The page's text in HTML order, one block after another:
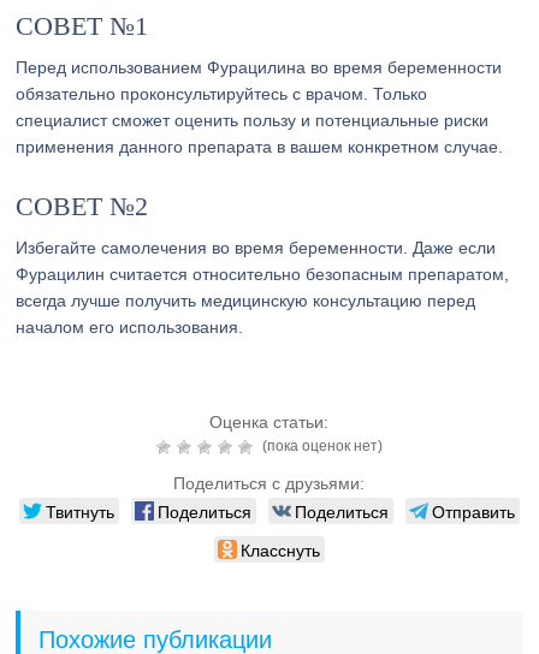
СОВЕТ №1
Перед использованием Фурацилина во время беременности
обязательно проконсультируйтесь с врачом. Только
специалист сможет оценить пользу и потенциальные риски
применения данного препарата в вашем конкретном случае.
СОВЕТ №2
Избегайте самолечения во время беременности. Даже если
Фурацилин считается относительно безопасным препаратом,
всегда лучше получить медицинскую консультацию перед
началом его использования.
Оценка статьи:
(пока оценок нет)
Поделиться с друзьями:
Твитнуть Поделиться Поделиться
Отправить
Класснуть
Похожие публикации